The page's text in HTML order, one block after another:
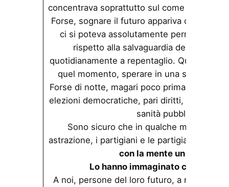
concentrava soprattutto sul come rimanere
Forse, sognare il futuro appariva come un
ci si poteva assolutamente permettere,
rispetto alla salvaguardia della
quotidianamente a repentaglio. Quanto
quel momento, sperare in una società
Forse di notte, magari poco prima di
elezioni democratiche, pari diritti, pari
sanità pubblica…
Sono sicuro che in qualche modo, nei
astrazione, i partigiani e le partigiane si
con la mente un futuro
Lo hanno immaginato così forte
A noi, persone del loro futuro, a noi